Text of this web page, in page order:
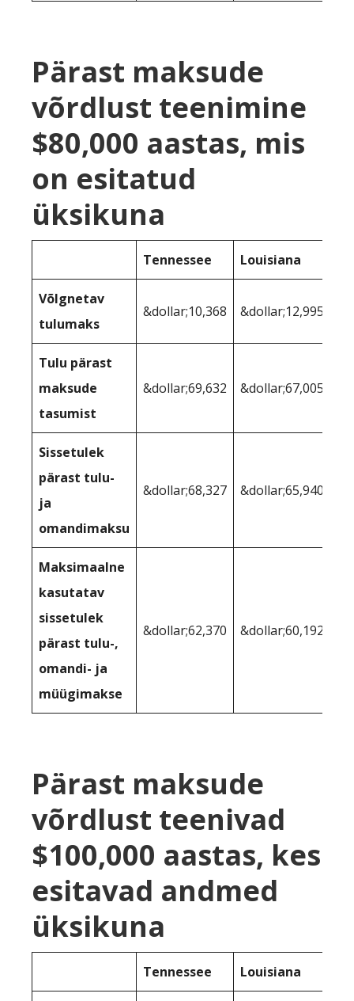
Pärast maksude
võrdlust teenimine
$80,000 aastas, mis
on esitatud
üksikuna
Tennessee Louisiana
Võlgnetav
tulumaks
&dollar;10,368 &dollar;12,995
Tulu pärast
maksude
tasumist
&dollar;69,632 &dollar;67,005
Sissetulek
pärast tulu-
ja
omandimaksu
&dollar;68,327 &dollar;65,940
Maksimaalne
kasutatav
sissetulek
pärast tulu-,
omandi- ja
müügimakse
&dollar;62,370 &dollar;60,192
Pärast maksude
võrdlust teenivad
$100,000 aastas, kes
esitavad andmed
üksikuna
Tennessee Louisiana